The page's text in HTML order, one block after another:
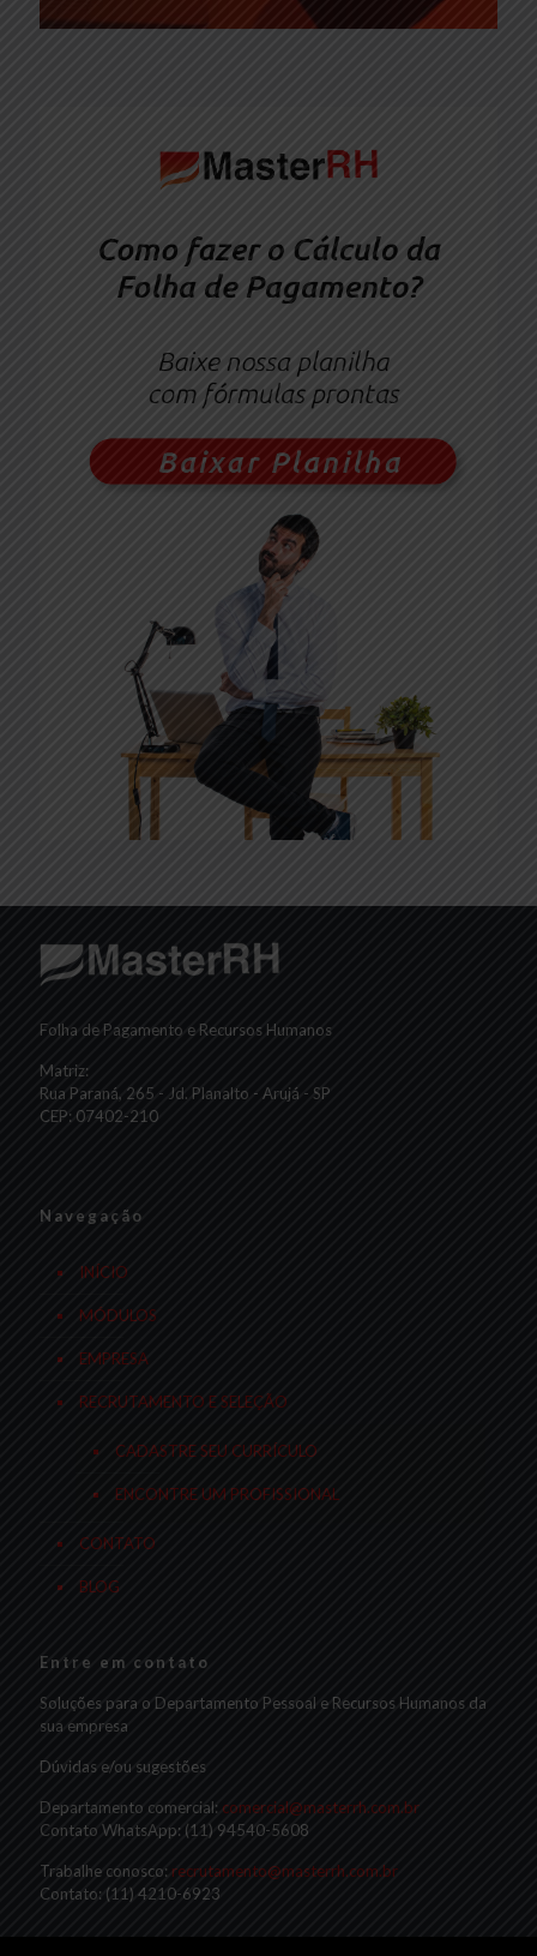
Folha de Pagamento e Recursos Humanos
Matriz:
Rua Paraná, 265 - Jd. Planalto - Arujá - SP
CEP: 07402-210
Navegação
INÍCIO
MÓDULOS
EMPRESA
RECRUTAMENTO E SELEÇÃO
CADASTRE SEU CURRÍCULO
ENCONTRE UM PROFISSIONAL
CONTATO
BLOG
Entre em contato
Soluções para o Departamento Pessoal e Recursos Humanos da
sua empresa
Dúvidas e/ou sugestões
Departamento comercial: comercial@masterrh.com.br
Contato WhatsApp: (11) 94540-5608
Trabalhe conosco: recrutamento@masterrh.com.br
Contato: (11) 4210-6923